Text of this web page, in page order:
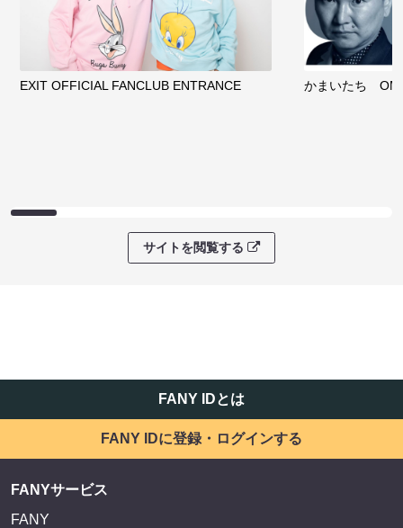
EXIT OFFICIAL FANCLUB ENTRANCE かまいたち
サイトを閲覧する
FANY IDとは
FANY IDに登録・ログインする
FANYサービス
FANY